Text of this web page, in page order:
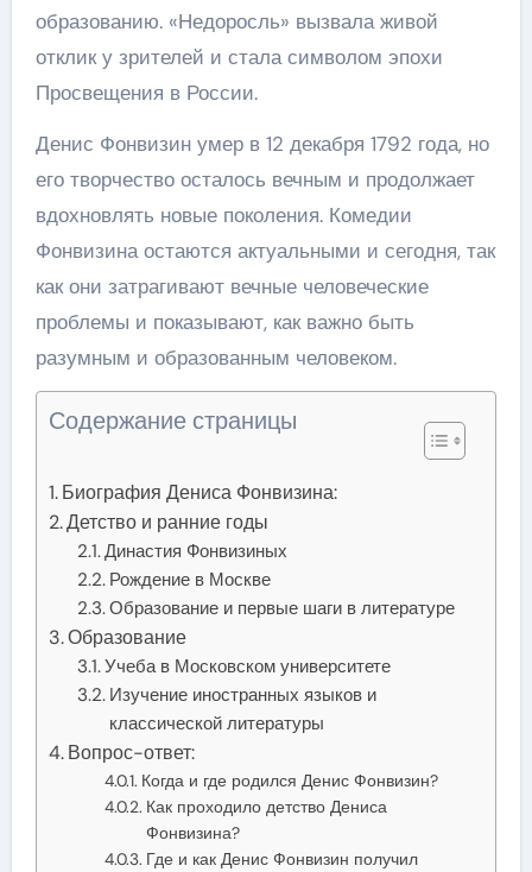
образованию. «Недоросль» вызвала живой
отклик у зрителей и стала символом эпохи
Просвещения в России.
Денис Фонвизин умер в 12 декабря 1792 года, но
его творчество осталось вечным и продолжает
вдохновлять новые поколения. Комедии
Фонвизина остаются актуальными и сегодня, так
как они затрагивают вечные человеческие
проблемы и показывают, как важно быть
разумным и образованным человеком.
Содержание страницы
Биография Дениса Фонвизина:
Детство и ранние годы
Династия Фонвизиных
Рождение в Москве
Образование и первые шаги в литературе
Образование
Учеба в Московском университете
Изучение иностранных языков и
классической литературы
Вопрос-ответ:
Когда и где родился Денис Фонвизин?
Как проходило детство Дениса
Фонвизина?
Где и как Денис Фонвизин получил